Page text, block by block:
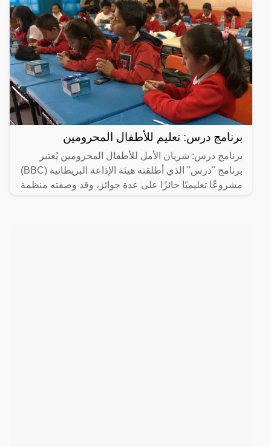
برنامج درس: تعليم للأطفال المحرومين
برنامج درس: شريان الأمل للأطفال المحرومين يُعتبر
برنامج "درس" الذي أطلقته هيئة الإذاعة البريطانية (BBC)
مشروعًا تعليميًا حائزًا على عدة جوائز، وقد وصفته منظمة